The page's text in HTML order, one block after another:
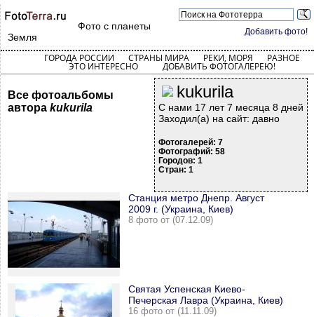
Добавить фото!
Фото с планеты
Земля
ГОРОДА РОССИИ СТРАНЫ МИРА РЕКИ, МОРЯ РАЗНОЕ
ЭТО ИНТЕРЕСНО ДОБАВИТЬ ФОТОГАЛЕРЕЮ!
kukurila
С нами 17 лет 7 месяца 8 дней
Заходил(а) на сайт: давно
Фотогалерей: 7
Фотографий: 58
Городов: 1
Стран: 1
Все фотоальбомы
автора kukurila
Станция метро Днепр. Август
2009 г. (Украина, Киев)
8 фото от (07.12.09)
Святая Успенская Киево-
Печерская Лавра (Украина, Киев)
16 фото от (11.11.09)